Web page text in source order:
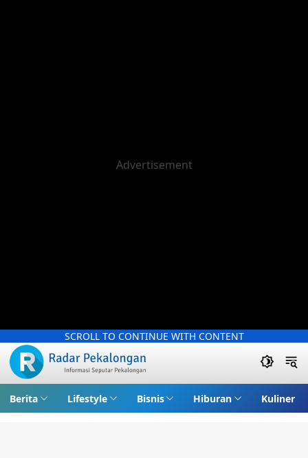
SCROLL TO CONTINUE WITH CONTENT
Berita Lifestyle Bisnis Hiburan Kuliner